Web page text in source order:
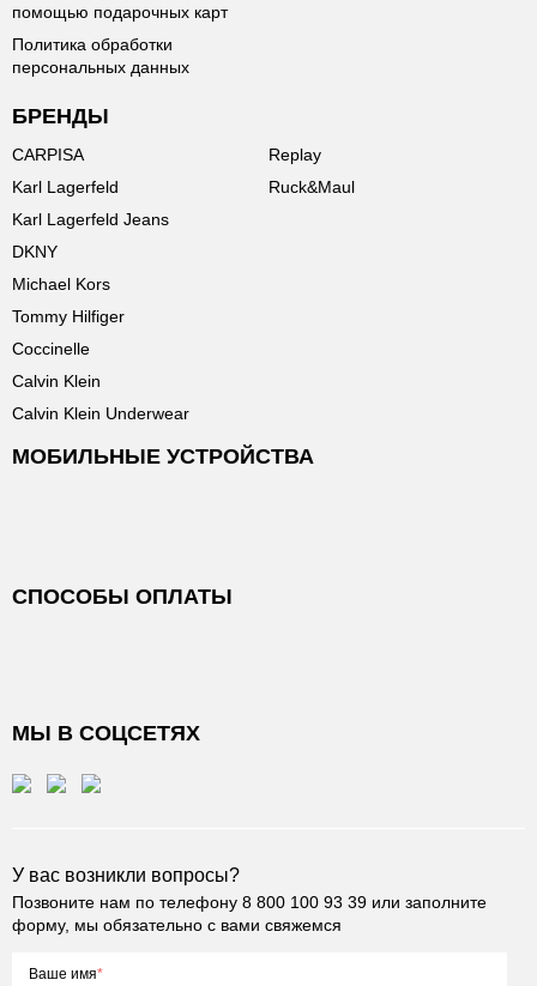
помощью подарочных карт
Политика обработки
персональных данных
БРЕНДЫ
CARPISA
Karl Lagerfeld
Karl Lagerfeld Jeans
DKNY
Michael Kors
Tommy Hilfiger
Coccinelle
Calvin Klein
Calvin Klein Underwear
Replay
Ruck&Maul
МОБИЛЬНЫЕ УСТРОЙСТВА
СПОСОБЫ ОПЛАТЫ
МЫ В СОЦСЕТЯХ
У вас возникли вопросы?
Позвоните нам по телефону 8 800 100 93 39 или заполните
форму, мы обязательно с вами свяжемся
Ваше имя